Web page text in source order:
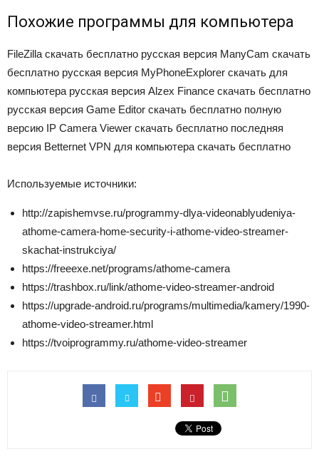
Похожие программы для компьютера
FileZilla скачать бесплатно русская версия ManyCam скачать
бесплатно русская версия MyPhoneExplorer скачать для
компьютера русская версия Alzex Finance скачать бесплатно
русская версия Game Editor скачать бесплатно полную
версию IP Camera Viewer скачать бесплатно последняя
версия Betternet VPN для компьютера скачать бесплатно
Используемые источники:
http://zapishemvse.ru/programmy-dlya-videonablyudeniya-
athome-camera-home-security-i-athome-video-streamer-
skachat-instrukciya/
https://freeexe.net/programs/athome-camera
https://trashbox.ru/link/athome-video-streamer-android
https://upgrade-android.ru/programs/multimedia/kamery/1990-
athome-video-streamer.html
https://tvoiprogrammy.ru/athome-video-streamer